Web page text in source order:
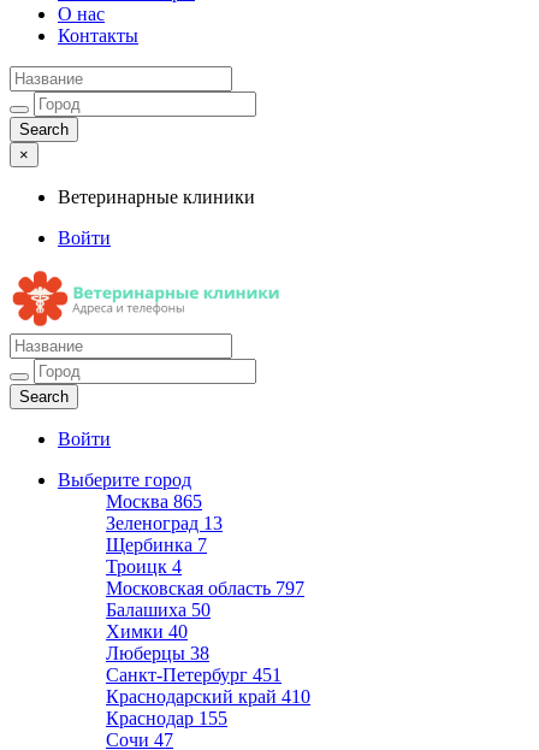
О нас
Контакты
×
Ветеринарные клиники
Войти
Ветеринарные клиники
Адреса и телефоны
Войти
Выберите город
Москва 865
Зеленоград 13
Щербинка 7
Троицк 4
Московская область 797
Балашиха 50
Химки 40
Люберцы 38
Санкт-Петербург 451
Краснодарский край 410
Краснодар 155
Сочи 47